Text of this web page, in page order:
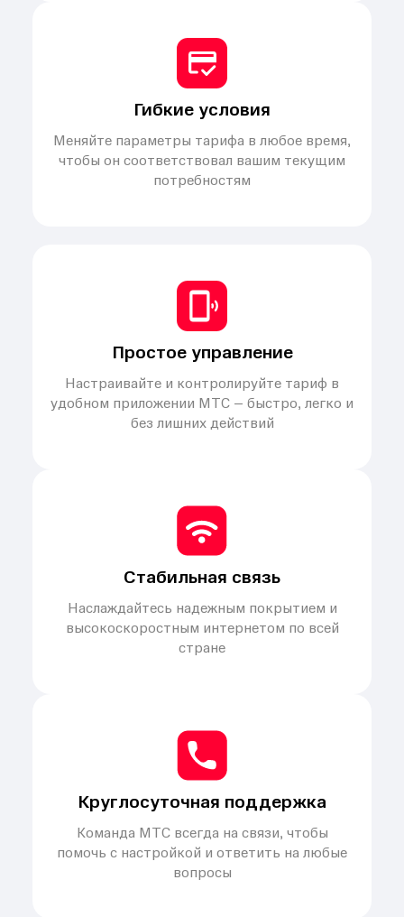
Гибкие условия
Меняйте параметры тарифа в любое время,
чтобы он соответствовал вашим текущим
потребностям
Простое управление
Настраивайте и контролируйте тариф в
удобном приложении МТС – быстро, легко и
без лишних действий
Стабильная связь
Наслаждайтесь надежным покрытием и
высокоскоростным интернетом по всей
стране
Круглосуточная поддержка
Команда МТС всегда на связи, чтобы
помочь с настройкой и ответить на любые
вопросы